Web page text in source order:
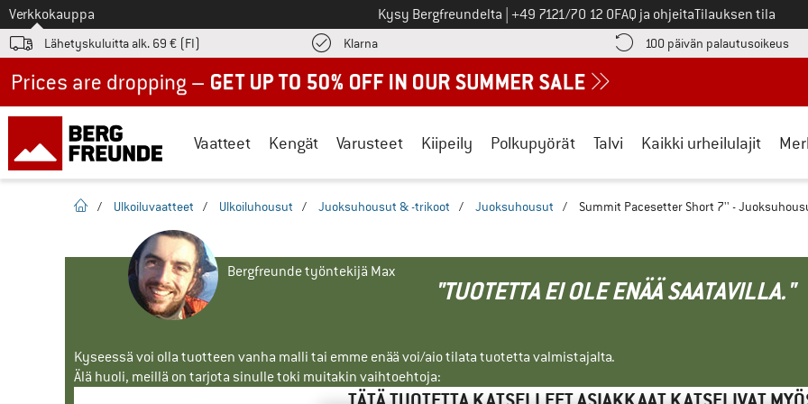
Tästä siirtyäksesi
Verkkokauppa Kysy Bergfreundelta Soita meille
+49 7121/70 12 0FAQ ja ohjeitaTilauksen tila
Lähetyskuluitta alk. 69 € (FI) KlarnaLöydä maksutiedot täältä! Avautuu tietokentässä 100 päivän palautusoikeus
Vaatteet Kengät Varusteet Kiipeily Polkupyörät Talvi Kaikki urheilulajit
Kotisivu
/ Ulkoiluvaatteet / Ulkoiluhousut / Juoksuhousut & -trikoot / Juoksuhousut / Summit Pacesetter Short 7'' -
Bergfreunde työntekijä Max
"TUOTETTA EI OLE ENÄÄ SAATAVILLA."
Kyseessä voi olla tuotteen vanha malli tai emme enää voi/aio tilata tuotetta valmistajalta.
Älä huoli, meillä on tarjota sinulle toki muitakin vaihtoehtoja: